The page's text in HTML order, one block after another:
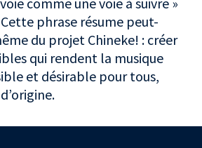
Cette phrase résume peut-
du projet Chineke! : créer
qui rendent la musique
et désirable pour tous,